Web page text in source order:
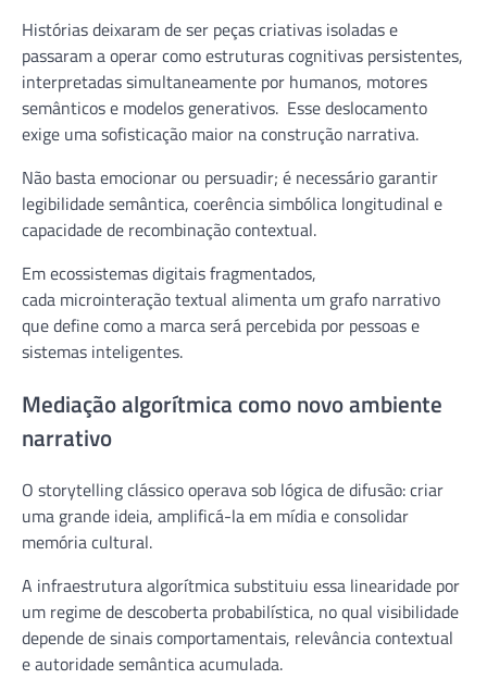
Histórias deixaram de ser peças criativas isoladas e
passaram a operar como estruturas cognitivas persistentes,
interpretadas simultaneamente por humanos, motores
semânticos e modelos generativos. Esse deslocamento
exige uma sofisticação maior na construção narrativa.
Não basta emocionar ou persuadir; é necessário garantir
legibilidade semântica, coerência simbólica longitudinal e
capacidade de recombinação contextual.
Em ecossistemas digitais fragmentados,
cada microinteração textual alimenta um grafo narrativo
que define como a marca será percebida por pessoas e
sistemas inteligentes.
Mediação algorítmica como novo ambiente
narrativo
O storytelling clássico operava sob lógica de difusão: criar
uma grande ideia, amplificá-la em mídia e consolidar
memória cultural.
A infraestrutura algorítmica substituiu essa linearidade por
um regime de descoberta probabilística, no qual visibilidade
depende de sinais comportamentais, relevância contextual
e autoridade semântica acumulada.